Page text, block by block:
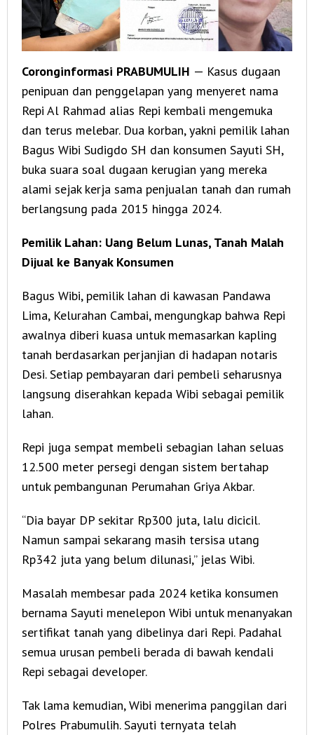
Akbar
Cambai
Coronginformasi PRABUMULIH — Kasus dugaan
penipuan dan penggelapan yang menyeret nama
Repi Al Rahmad alias Repi kembali mengemuka
dan terus melebar. Dua korban, yakni pemilik lahan
Bagus Wibi Sudigdo SH dan konsumen Sayuti SH,
buka suara soal dugaan kerugian yang mereka
alami sejak kerja sama penjualan tanah dan rumah
berlangsung pada 2015 hingga 2024.
Pemilik Lahan: Uang Belum Lunas, Tanah Malah
Dijual ke Banyak Konsumen
Bagus Wibi, pemilik lahan di kawasan Pandawa
Lima, Kelurahan Cambai, mengungkap bahwa Repi
awalnya diberi kuasa untuk memasarkan kapling
tanah berdasarkan perjanjian di hadapan notaris
Desi. Setiap pembayaran dari pembeli seharusnya
langsung diserahkan kepada Wibi sebagai pemilik
lahan.
Repi juga sempat membeli sebagian lahan seluas
12.500 meter persegi dengan sistem bertahap
untuk pembangunan Perumahan Griya Akbar.
“Dia bayar DP sekitar Rp300 juta, lalu dicicil.
Namun sampai sekarang masih tersisa utang
Rp342 juta yang belum dilunasi,” jelas Wibi.
Masalah membesar pada 2024 ketika konsumen
bernama Sayuti menelepon Wibi untuk menanyakan
sertifikat tanah yang dibelinya dari Repi. Padahal
semua urusan pembeli berada di bawah kendali
Repi sebagai developer.
Tak lama kemudian, Wibi menerima panggilan dari
Polres Prabumulih. Sayuti ternyata telah